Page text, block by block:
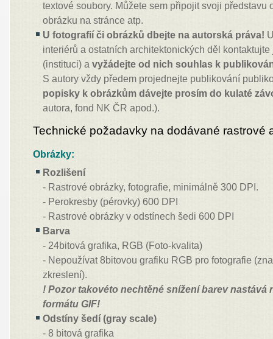
textové soubory. Můžete sem připojit svoji představu
obrázku na stránce atp.
U fotografií či obrázků dbejte na autorská práva!
interiérů a ostatních architektonických děl
(instituci) avyžádejte od nich souhlas k
S autory vždy předem projednejte publikování
popisky k obrázkům dávejte prosím do kulaté
autora, fond NK ČR apod.).
Technické požadavky na dodávané rastrové
Obrázky:
Rozlišení
- Rastrové obrázky, fotografie, minimálně 300 DPI.
- Perokresby (pérovky) 600 DPI
- Rastrové obrázky v odstínech šedi 600 DPI
Barva
- 24bitová grafika, RGB (Foto-kvalita)
- Nepoužívat 8bitovou grafiku RGB pro fotografie
zkreslení).
! Pozor takovéto nechtěné snížení barev nastává
formátu GIF!
Odstíny šedí (gray scale)
- 8 bitová grafika